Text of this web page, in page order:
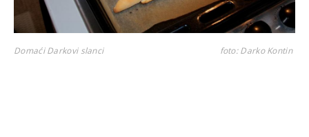
Domaći Darkovi slanci foto: Darko Kontin